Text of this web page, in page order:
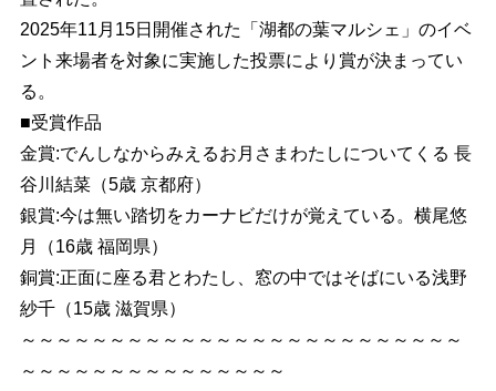
2025年11月15日開催された「湖都の葉マルシェ」のイベ
ント来場者を対象に実施した投票により賞が決まってい
る。
■受賞作品
金賞:でんしなからみえるお月さまわたしについてくる 長
谷川結菜（5歳 京都府）
銀賞:今は無い踏切をカーナビだけが覚えている。横尾悠
月（16歳 福岡県）
銅賞:正面に座る君とわたし、窓の中ではそばにいる浅野
紗千（15歳 滋賀県）
～～～～～～～～～～～～～～～～～～～～～～～～～
～～～～～～～～～～～～～～～